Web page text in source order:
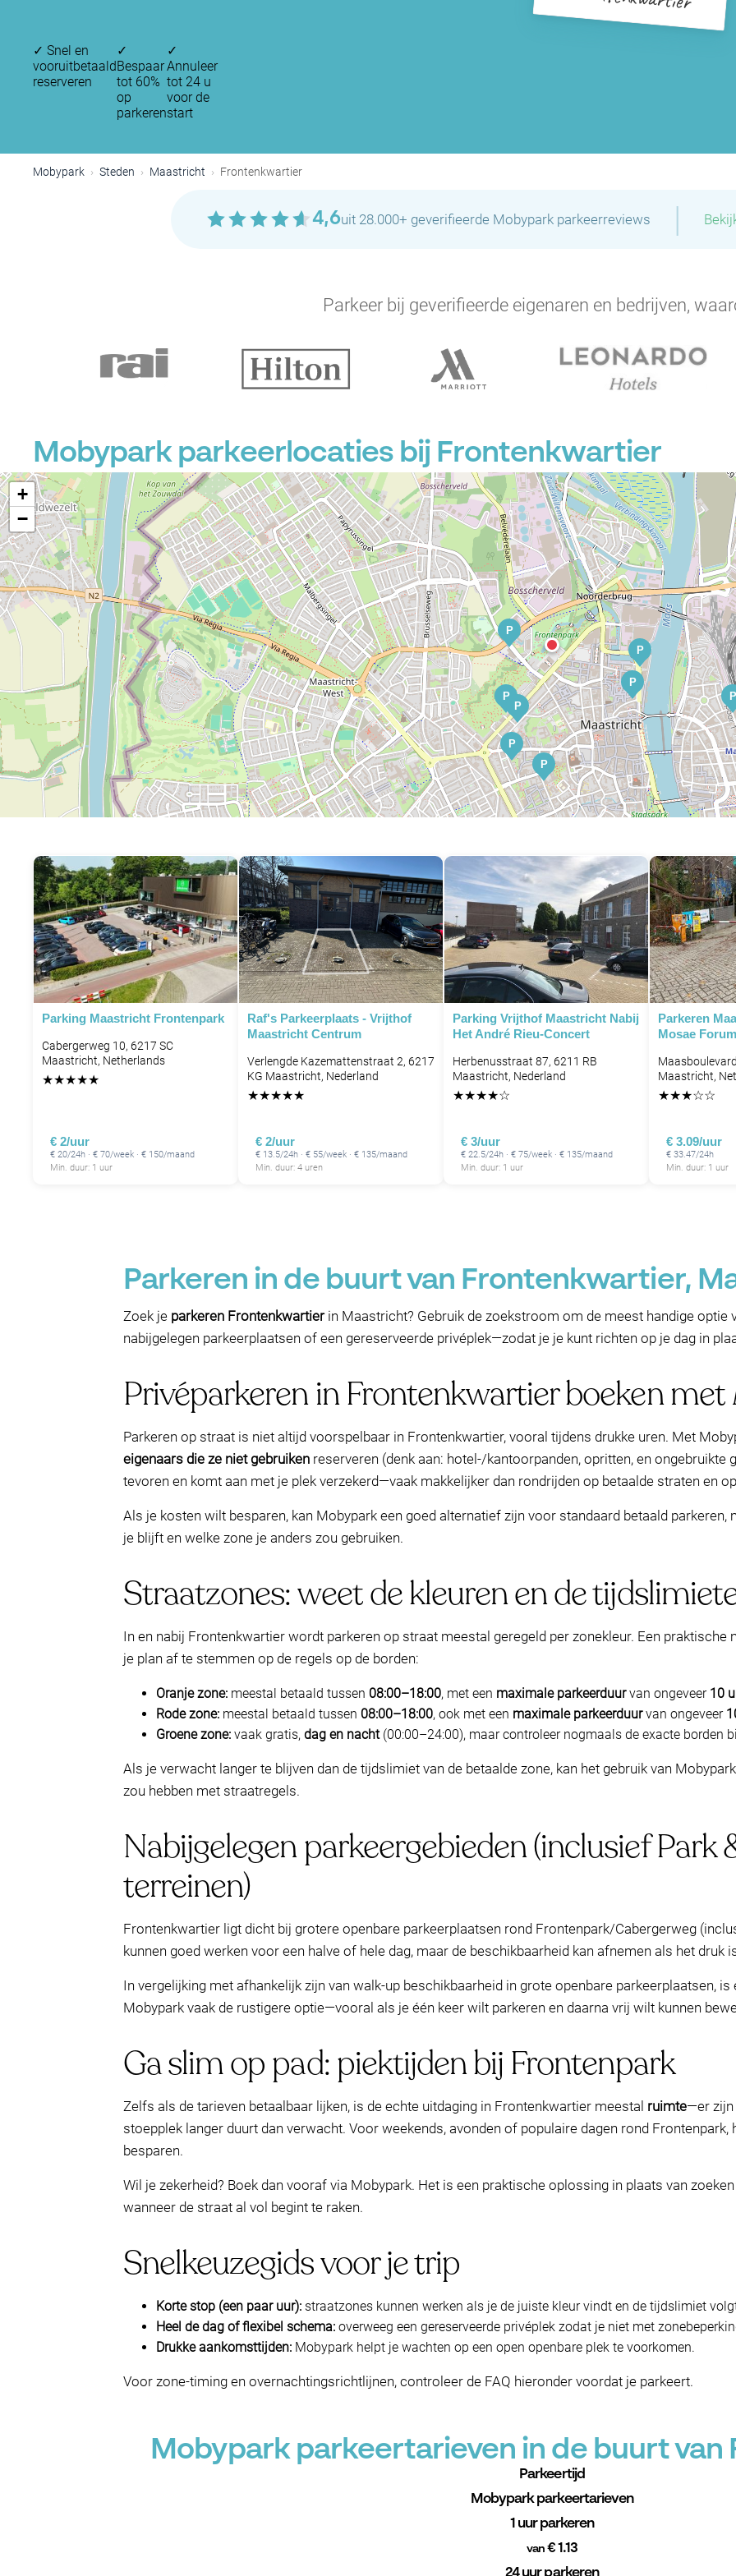
✓ Snel en
vooruitbetaald
reserveren
✓
Bespaar
tot 60%
op
parkeren
✓
Annuleer
tot 24 u
voor de
start
Mobypark Steden Maastricht Frontenkwartier
4,6uit 28.000+ geverifieerde Mobypark parkeerreviews |
Parkeer bij geverifieerde eigenaren en bedrijven,
Mobypark parkeerlocaties bij Frontenkwartier
P
P
P
P
P
P
P
P
P
+
−
Parking Maastricht Frontenpark
Cabergerweg 10, 6217 SC
Maastricht, Netherlands
★★★★★
€ 2/uur
€ 20/24h · € 70/week · € 150/maand
Min. duur: 1 uur
Raf's Parkeerplaats - Vrijthof
Maastricht Centrum
Verlengde Kazemattenstraat 2, 6217
KG Maastricht, Nederland
★★★★★
€ 2/uur
€ 13.5/24h · € 55/week · € 135/maand
Min. duur: 4 uren
Parking Vrijthof Maastricht Nabij
Het André Rieu-Concert
Herbenusstraat 87, 6211 RB
Maastricht, Nederland
★★★★☆
€ 3/uur
€ 22.5/24h · € 75/week · € 135/maand
Min. duur: 1 uur
Parkeren
Mosae Forum
Maastricht,
★★★☆☆
€ 3.09/uur
€ 33.47/24h
Min. duur: 1 uur
Parkeren in de buurt van Frontenkwartier,
Zoek je parkeren Frontenkwartierin Maastricht? Gebruik de zoekstroom om de meest handige
nabijgelegen parkeerplaatsen of een gereserveerde privéplek—zodat je je kunt richten op je dag in
Privéparkeren in Frontenkwartier boeken
Parkeren op straat is niet altijd voorspelbaar in Frontenkwartier, vooral tijdens drukke uren. Met
eigenaars die ze niet gebruiken reserveren (denk aan: hotel-/kantoorpanden, opritten, en ongebruikte
tevoren en komt aan met je plek verzekerd—vaak makkelijker dan rondrijden op betaalde straten en
Als je kosten wilt besparen, kan Mobypark een goed alternatief zijn voor standaard betaald parkeren,
je blijft en welke zone je anders zou gebruiken.
Straatzones: weet de kleuren en de
In en nabij Frontenkwartier wordt parkeren op straat meestal geregeld per zonekleur. Een
je plan af te stemmen op de regels op de borden:
Oranje zone: meestal betaald tussen 08:00–18:00, met een maximale parkeerduurvan ongeveer 10
Rode zone: meestal betaald tussen 08:00–18:00, ook met een maximale parkeerduurvan ongeveer
Groene zone: vaak gratis, dag en nacht(00:00–24:00), maar controleer nogmaals de exacte borden
Als je verwacht langer te blijven dan de tijdslimiet van de betaalde zone, kan het gebruik van
zou hebben met straatregels.
Nabijgelegen parkeergebieden (inclusief Park
terreinen)
Frontenkwartier ligt dicht bij grotere openbare parkeerplaatsen rond Frontenpark/Cabergerweg
kunnen goed werken voor een halve of hele dag, maar de beschikbaarheid kan afnemen als het druk
In vergelijking met afhankelijk zijn van walk-up beschikbaarheid in grote openbare parkeerplaatsen,
Mobypark vaak de rustigere optie—vooral als je één keer wilt parkeren en daarna vrij wilt kunnen
Ga slim op pad: piektijden bij Frontenpark
Zelfs als de tarieven betaalbaar lijken, is de echte uitdaging in Frontenkwartier meestal ruimte—er zijn
stoepplek langer duurt dan verwacht. Voor weekends, avonden of populaire dagen rond
besparen.
Wil je zekerheid? Boek dan vooraf via Mobypark. Het is een praktische oplossing in plaats van
wanneer de straat al vol begint te raken.
Snelkeuzegids voor je trip
Korte stop (een paar uur): straatzones kunnen werken als je de juiste kleur vindt en de tijdslimiet
Heel de dag of flexibel schema: overweeg een gereserveerde privéplek zodat je niet met
Drukke aankomsttijden: Mobypark helpt je wachten op een open openbare plek te voorkomen.
Voor zone-timing en overnachtingsrichtlijnen, controleer de FAQ hieronder voordat je parkeert.
Mobypark parkeertarieven in de buurt
Parkeertijd
Mobypark parkeertarieven
1 uur parkeren
van€ 1.13